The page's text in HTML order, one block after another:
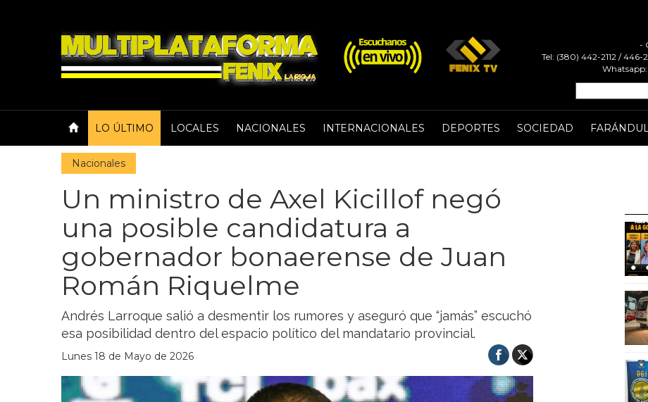
-
Tel: (380) 442-2112 /
Whatsapp:
LO ÚLTIMO LOCALES NACIONALES INTERNACIONALES DEPORTES SOCIEDAD
Nacionales
Un ministro de Axel Kicillof negó
una posible candidatura a
gobernador bonaerense de Juan
Román Riquelme
Andrés Larroque salió a desmentir los rumores y aseguró que “jamás” escuchó
esa posibilidad dentro del espacio político del mandatario provincial.
Lunes 18 de Mayo de 2026